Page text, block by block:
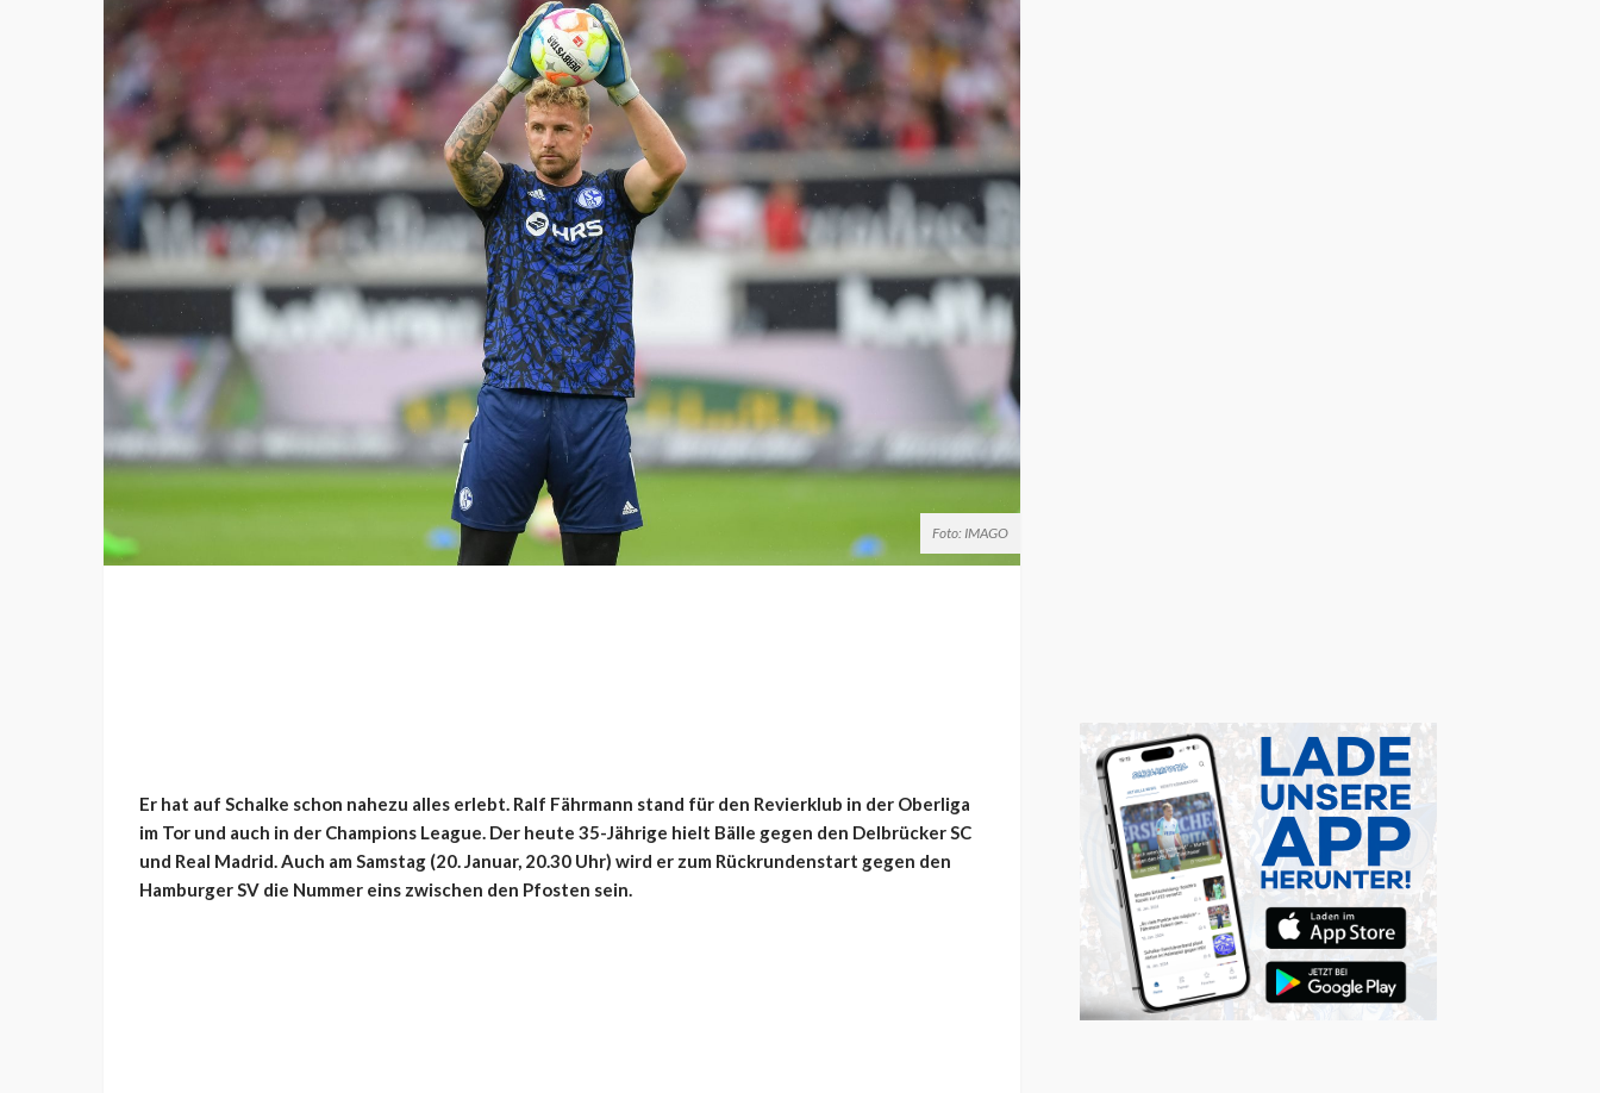
Foto: IMAGO
Er hat auf Schalke schon nahezu alles erlebt. Ralf Fährmann stand für den Revierklub in der Oberliga
im Tor und auch in der Champions League. Der heute 35-Jährige hielt Bälle gegen den Delbrücker SC
und Real Madrid. Auch am Samstag (20. Januar, 20.30 Uhr) wird er zum Rückrundenstart gegen den
Hamburger SV die Nummer eins zwischen den Pfosten sein.